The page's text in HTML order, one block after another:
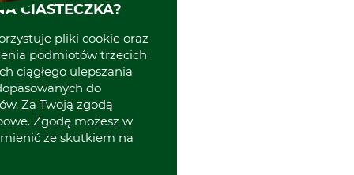
CIASTECZKA?
pliki cookie oraz
podmiotów trzecich
ciągłego ulepszania
do
Za Twoją zgodą
Zgodę możesz w
ze skutkiem na